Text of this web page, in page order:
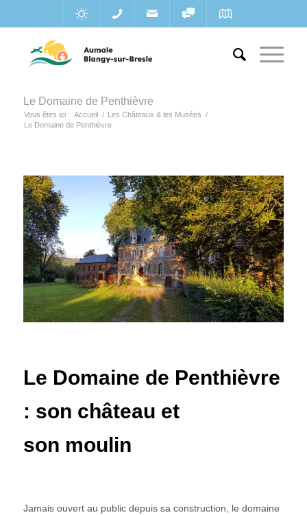
Le Domaine de Penthièvre
Vous êtes ici : Accueil / Les Châteaux & les Musées /
Le Domaine de Penthièvre
Le Domaine de Penthièvre
: son château et
son moulin
Jamais ouvert au public depuis sa construction, le domaine